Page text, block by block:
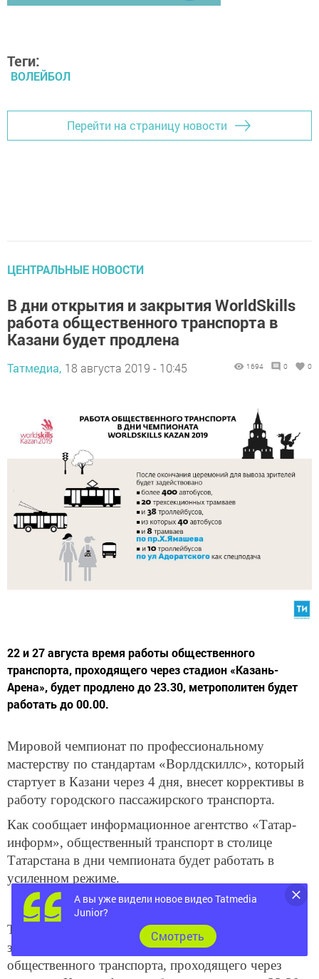
Теги:
ВОЛЕЙБОЛ
Перейти на страницу новости
ЦЕНТРАЛЬНЫЕ НОВОСТИ
В дни открытия и закрытия WorldSkills
работа общественного транспорта в
Казани будет продлена
Татмедиа, 18 августа 2019 - 10:45 1694 0 0
22 и 27 августа время работы общественного
транспорта, проходящего через стадион «Казань-
Арена», будет продлено до 23.30, метрополитен будет
работать до 00.00.
Мировой чемпионат по профессиональному
мастерству по стандартам «Ворлдскиллс», который
стартует в Казани через 4 дня, внесет коррективы в
работу городского пассажирского транспорта.
Как сообщает информационное агентство «Татар-
информ», общественный транспорт в столице
Татарстана в дни чемпионата будет работать в
усиленном режиме.
Так, в дни проведения церемоний открытия и
закрытия (22 и 27 августа) время работы
общественного транспорта, проходящего через
А вы уже видели новое видео Tatmedia
Junior?
Cмотреть